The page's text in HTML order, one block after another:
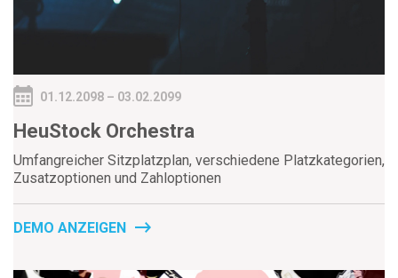
01.12.2098 – 03.02.2099
HeuStock Orchestra
Umfangreicher Sitzplatzplan, verschiedene Platzkategorien,
Zusatzoptionen und Zahloptionen
DEMO ANZEIGEN